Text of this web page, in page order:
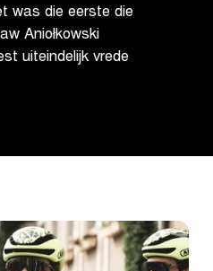
was die eerste die
Aniołkowski
uiteindelijk vrede